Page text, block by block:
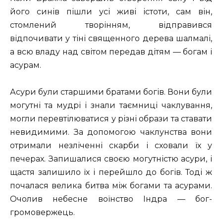
його синів пішли усі живі істоти, сам він,
стомлений творінням, відправився
відпочивати у тіні священного дерева шалмалі,
а всю владу над світом передав дітям — богам і
асурам.
Асури були старшими братами богів. Вони були
могутні та мудрі і знали таємниці чаклування,
могли перевтілюватися у різні образи та ставати
невидимими. За допомогою чаклунства вони
отримали незліченні скарби і сховали їх у
печерах. Запишалися своєю могутністю асури, і
щастя залишило їх і перейшло до богів. Тоді ж
почалася велика битва між богами та асурами.
Очолив небесне воїнство Індра — бог-
громовержець.